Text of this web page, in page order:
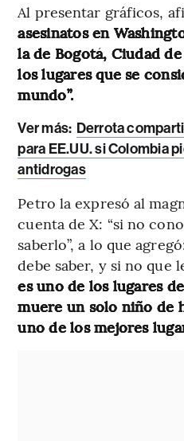
Al presentar gráficos,
asesinatos en
la de Bogotá, Ciudad
los lugares que se
mundo”.
Ver más: Derrota
para EE.UU. si Colombia
antidrogas
Petro la expresó al
cuenta de X: “si no
saberlo”, a lo que
debe saber, y si no que
es uno de los lugares
muere un solo niño de
uno de los mejores